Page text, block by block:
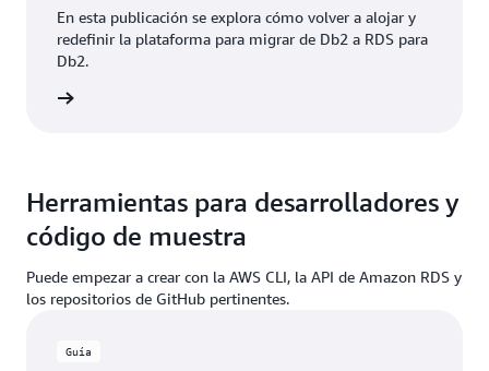
En esta publicación se explora cómo volver a alojar y
redefinir la plataforma para migrar de Db2 a RDS para
Db2.
Herramientas para desarrolladores y
código de muestra
Puede empezar a crear con la AWS CLI, la API de Amazon RDS y
los repositorios de GitHub pertinentes.
Guía